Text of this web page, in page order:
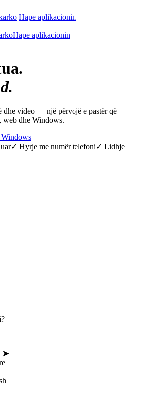
Hape aplikacionin
Hape aplikacionin
dhe video — një përvojë e pastër që
web dhe Windows.
Windows
✓ Hyrje me numër telefoni✓ Lidhje
➤